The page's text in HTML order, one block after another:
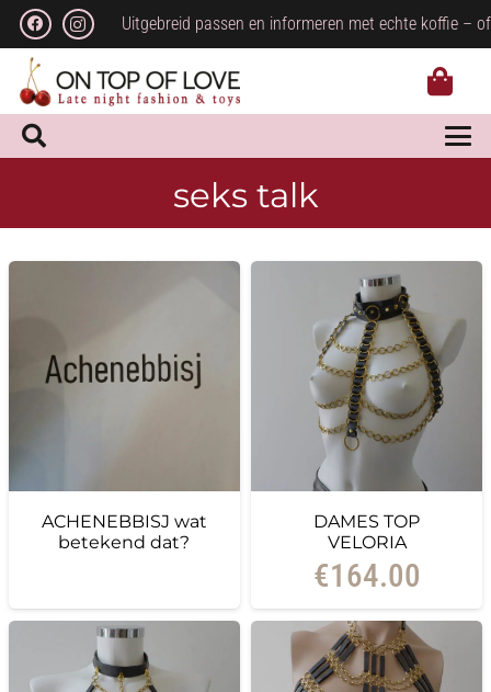
Uitgebreid passen en informeren met echte koffie –
seks talk
ACHENEBBISJ wat
betekend dat?
DAMES TOP
VELORIA
€164.00